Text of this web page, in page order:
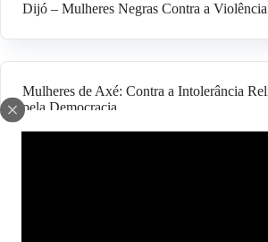
Dijó – Mulheres Negras Contra a Violência
Mulheres de Axé: Contra a Intolerância
pela Democracia